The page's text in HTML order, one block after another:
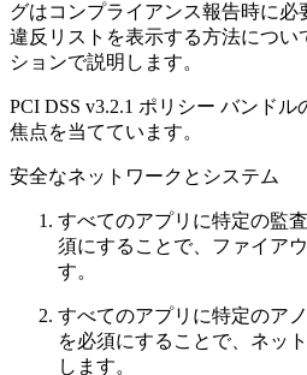
グはコンプライアンス報告時に必
違反リストを表示する方法につい
ションで説明します。
PCI DSS v3.2.1 ポリシー バンド
焦点を当てています。
安全なネットワークとシステム
すべてのアプリに特定の監
須にすることで、ファイア
す。
すべてのアプリに特定のア
を必須にすることで、ネッ
します。